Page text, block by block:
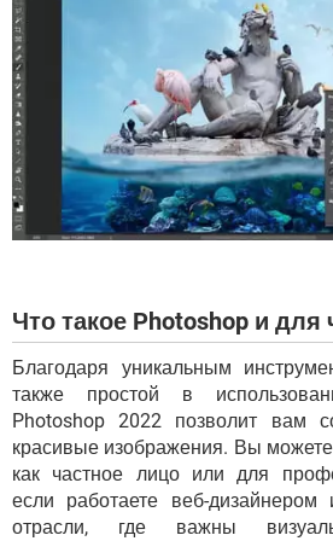
Что такое Photoshop и для
Благодаря уникальным
также простой в
Photoshop 2022 позволит вам
красивые изображения. Вы
как частное лицо или для
если работаете веб-
отрасли, где важны